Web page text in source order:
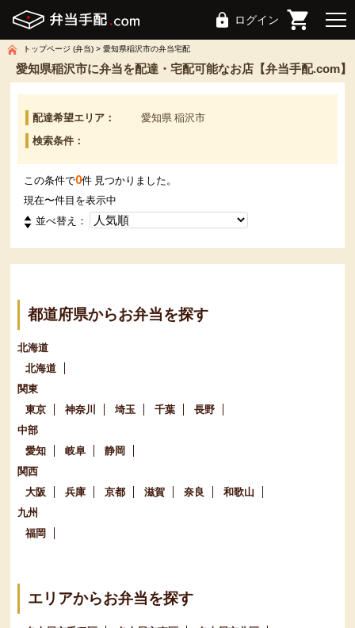
ログイン
トップページ (弁当) 愛知県稲沢市の弁当宅配
愛知県稲沢市に弁当を配達・宅配可能なお店【弁当手配.com】
配達希望エリア：
愛知県 稲沢市
検索条件：
この条件で0件 見つかりました。
現在〜件目を表示中
並べ替え：
都道府県からお弁当を探す
北海道
北海道
関東
東京
神奈川 埼玉 千葉
長野
中部
愛知
岐阜
静岡
関西
大阪
兵庫 京都 滋賀 奈良
和歌山
九州
福岡
エリアからお弁当を探す